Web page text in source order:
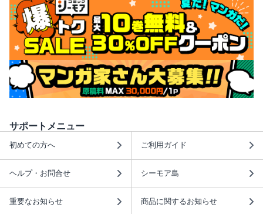
サポートメニュー
初めての方へ ご利用ガイド
ヘルプ・お問合せ シーモア島
重要なお知らせ 商品に関するお知らせ